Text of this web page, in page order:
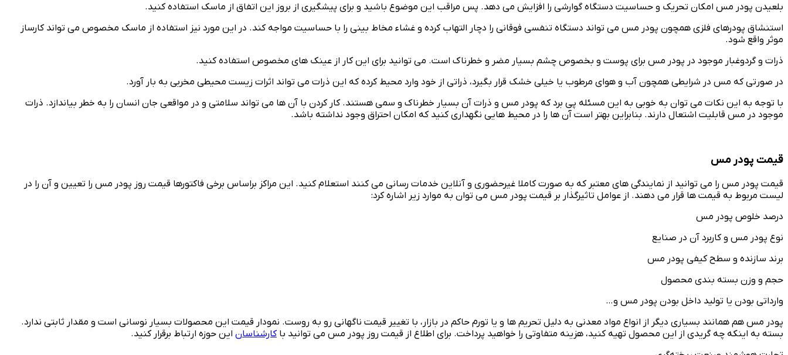
بلعیدن پودر مس امکان تحریک و حساسیت دستگاه گوارشی را افزایش می دهد. پس مراقب این موضوع باشید و برای پیشگیری از بروز این اتفاق از ماسک استفاده کنید.
استنشاق پودرهای فلزی همچون پودر مس می تواند دستگاه تنفسی فوقانی را دچار التهاب کرده و غشاء مخاط بینی را با حساسیت مواجه کند. در این مورد نیز استفاده از ماسک مخصوص می تواند کارساز
موثر واقع شود.
ذرات و گردوغبار موجود در پودر مس برای پوست و بخصوص چشم بسیار مضر و خطرناک است. می توانید برای این کار از عینک های مخصوص استفاده کنید.
در صورتی که مس در شرایطی همچون آب و هوای مرطوب یا خیلی خشک قرار بگیرد، ذراتی از خود وارد محیط کرده که این ذرات می تواند اثرات زیست محیطی مخربی به بار آورد.
با توجه به این نکات می توان به خوبی به این مسئله پی برد که پودر مس و ذرات آن بسیار خطرناک و سمی هستند. کار کردن با آن ها می تواند سلامتی و در مواقعی جان انسان را به خطر بیاندازد. ذرات
موجود در مس قابلیت اشتعال دارند. بنابراین بهتر است آن ها را در محیط هایی نگهداری کنید که امکان احتراق وجود نداشته باشد.
قیمت پودر مس
قیمت پودر مس را می توانید از نمایندگی های معتبر که به صورت کاملا غیرحضوری و آنلاین خدمات رسانی می کنند استعلام کنید. این مراکز براساس برخی فاکتورها قیمت روز پودر مس را تعیین و آن را در
لیست مربوط به قیمت ها قرار می دهند. از عوامل تاثیرگذار بر قیمت پودر مس می توان به موارد زیر اشاره کرد:
درصد خلوص پودر مس
نوع پودر مس و کاربرد آن در صنایع
برند سازنده و سطح کیفی پودر مس
حجم و وزن بسته بندی محصول
وارداتی بودن یا تولید داخل بودن پودر مس و…
پودر مس هم همانند بسیاری دیگر از انواع مواد معدنی به دلیل تحریم ها و یا تورم حاکم در بازار، با تغییر قیمت ناگهانی رو به روست. نمودار قیمت این محصولات بسیار نوسانی است و مقدار ثابتی ندارد.
بسته به اینکه چه گریدی از این محصول تهیه کنید، هزینه متفاوتی را خواهید پرداخت. برای اطلاع از قیمت روز پودر مس می توانید باکارشناسان این حوزه ارتباط برقرار کنید.